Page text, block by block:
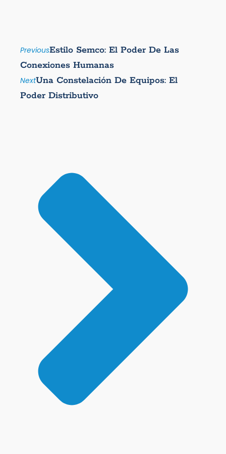
PreviousEstilo Semco: El Poder De Las
Conexiones Humanas
NextUna Constelación De Equipos: El
Poder Distributivo